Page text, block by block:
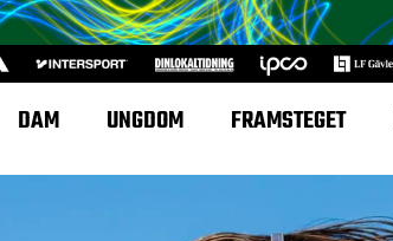
DAM UNGDOM FRAMSTEGET